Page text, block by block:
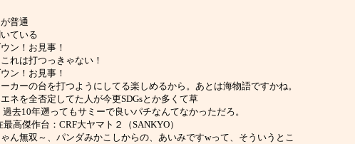
普通
ている
ン！お見事！
れは打つっきゃない！
ン！お見事！
カーの台を打つようにしてる楽しめるから。あとは海物語ですかね。
ネを全否定してた人が今更SDGsとか多くて草
去10年遡ってもサミーで良いパチなんてなかっただろ。
高傑作台：CRF大ヤマト２（SANKYO）
ゃん無双～、パンダみかこしからの、あいみですwって、そういうとこ